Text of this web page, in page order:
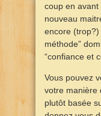
coup en
nouveau
encore
méthode”
“confiance et
Vous pouvez
votre manière
plutôt basée